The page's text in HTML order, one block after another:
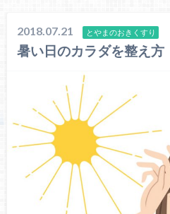
2018.07.21 とやまのおきくすり
暑い日のカラダを整え方